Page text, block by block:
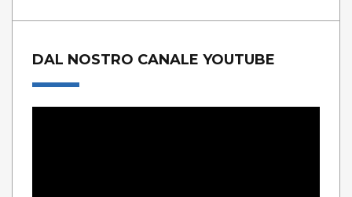
DAL NOSTRO CANALE YOUTUBE